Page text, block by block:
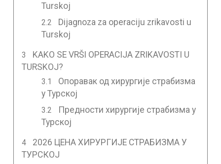
Turskoj
Dijagnoza za operaciju zrikavosti u
Turskoj
KAKO SE VRŠI OPERACIJA ZRIKAVOSTI U
TURSKOJ?
Опоравак од хирургије страбизма
у Турској
Предности хирургије страбизма у
Турској
2026 ЦЕНА ХИРУРГИЈЕ СТРАБИЗМА У
ТУРСКОЈ